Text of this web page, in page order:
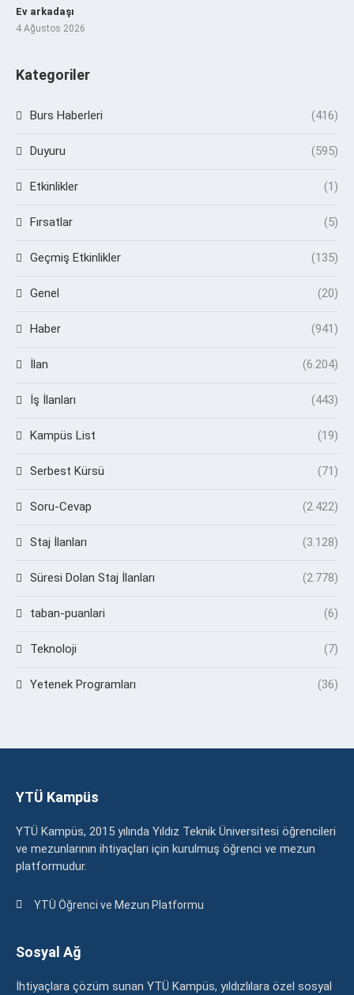
Ev arkadaşı
4 Ağustos 2026
Kategoriler
Burs Haberleri (416)
Duyuru (595)
Etkinlikler (1)
Fırsatlar (5)
Geçmiş Etkinlikler (135)
Genel (20)
Haber (941)
İlan (6.204)
İş İlanları (443)
Kampüs List (19)
Serbest Kürsü (71)
Soru-Cevap (2.422)
Staj İlanları (3.128)
Süresi Dolan Staj İlanları (2.778)
taban-puanlari (6)
Teknoloji (7)
Yetenek Programları (36)
YTÜ Kampüs
YTÜ Kampüs, 2015 yılında Yıldız Teknik Üniversitesi öğrencileri
ve mezunlarının ihtiyaçları için kurulmuş öğrenci ve mezun
platformudur.
YTÜ Öğrenci ve Mezun Platformu
Sosyal Ağ
İhtiyaçlara çözüm sunan YTÜ Kampüs, yıldızlılara özel sosyal